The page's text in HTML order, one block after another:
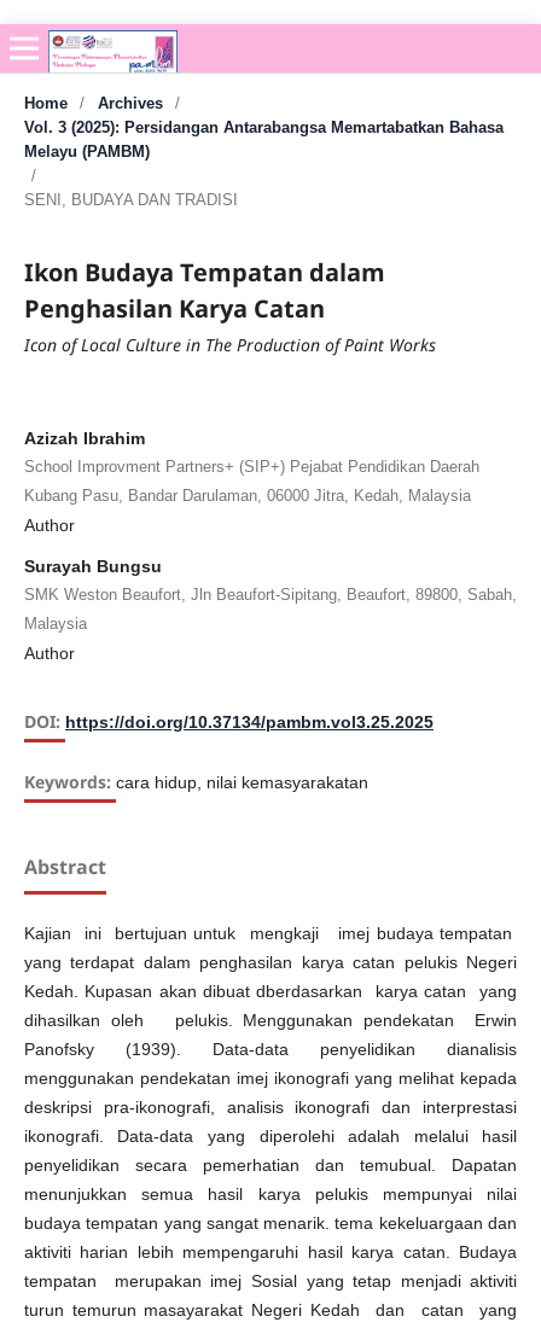
Home / Archives
/
Vol. 3 (2025): Persidangan Antarabangsa Memartabatkan Bahasa
Melayu (PAMBM)
/
SENI, BUDAYA DAN TRADISI
Ikon Budaya Tempatan dalam
Penghasilan Karya Catan
Icon of Local Culture in The Production of Paint Works
Azizah Ibrahim
School Improvment Partners+ (SIP+) Pejabat Pendidikan Daerah
Kubang Pasu, Bandar Darulaman, 06000 Jitra, Kedah, Malaysia
Author
Surayah Bungsu
SMK Weston Beaufort, Jln Beaufort-Sipitang, Beaufort, 89800, Sabah,
Malaysia
Author
DOI: https://doi.org/10.37134/pambm.vol3.25.2025
Keywords: cara hidup, nilai kemasyarakatan
Abstract
Kajian ini bertujuan untuk mengkaji imej budaya tempatan
yang terdapat dalam penghasilan karya catan pelukis Negeri
Kedah. Kupasan akan dibuat dberdasarkan karya catan yang
dihasilkan oleh pelukis. Menggunakan pendekatan Erwin
Panofsky (1939). Data-data penyelidikan dianalisis
menggunakan pendekatan imej ikonografi yang melihat kepada
deskripsi pra-ikonografi, analisis ikonografi dan interprestasi
ikonografi. Data-data yang diperolehi adalah melalui hasil
penyelidikan secara pemerhatian dan temubual. Dapatan
menunjukkan semua hasil karya pelukis mempunyai nilai
budaya tempatan yang sangat menarik. tema kekeluargaan dan
aktiviti harian lebih mempengaruhi hasil karya catan. Budaya
tempatan merupakan imej Sosial yang tetap menjadi aktiviti
turun temurun masayarakat Negeri Kedah dan catan yang